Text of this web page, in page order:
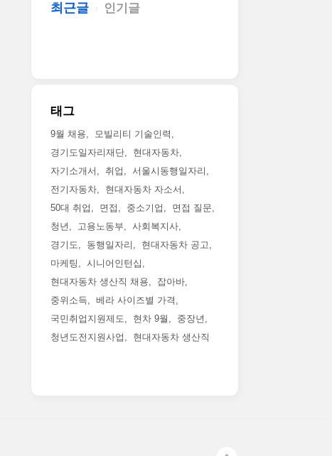
최근글 인기글
태그
9월 채용
모빌리티 기술인력
경기도일자리재단
현대자동차
자기소개서
취업
서울시동행일자리
전기자동차
현대자동차 자소서
50대 취업
면접 중소기업
면접 질문
청년
고용노동부
사회복지사
경기도
동행일자리
현대자동차 공고
마케팅
시니어인턴십
현대자동차 생산직 채용
잡아바
중위소득
베라 사이즈별 가격
국민취업지원제도
현차 9월
중장년
청년도전지원사업
현대자동차 생산직